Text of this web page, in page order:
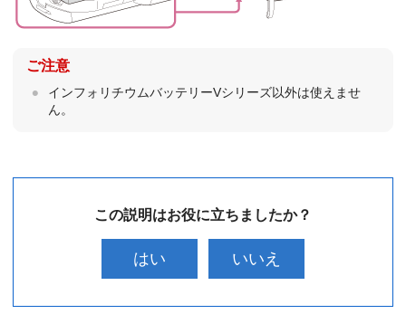
ご注意
インフォリチウムバッテリーVシリーズ以外は使えませ
ん。
この説明はお役に立ちましたか？
はい いいえ